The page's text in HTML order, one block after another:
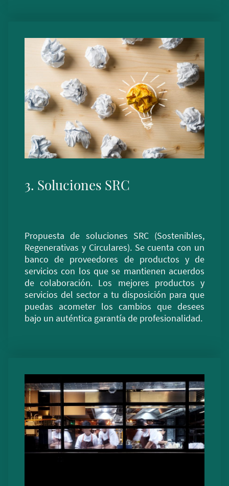
3. Soluciones SRC
Propuesta de soluciones SRC (Sostenibles,
Regenerativas y Circulares). Se cuenta con un
banco de proveedores de productos y de
servicios con los que se mantienen acuerdos
de colaboración. Los mejores productos y
servicios del sector a tu disposición para que
puedas acometer los cambios que desees
bajo un auténtica garantía de profesionalidad.